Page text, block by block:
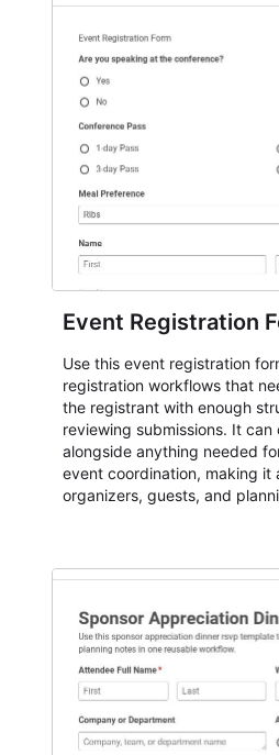
Event Registration
Use this event registration
registration workflows that
the registrant with enough
reviewing submissions. It
alongside anything needed
event coordination, making it
organizers, guests, and
student enrollment,
responses standardized so
submissions, manage next
registration records over time.